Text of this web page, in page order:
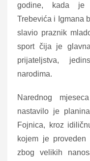
godine, kada je
Trebevića i Igmana
slavio praznik
sport čija je
prijateljstva,
narodima.
Narednog
nastavilo je
Fojnica, kroz
kojem je
zbog velikih